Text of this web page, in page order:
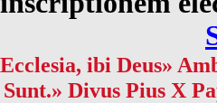
ibi Deus»
Sunt.» Divus Pius X